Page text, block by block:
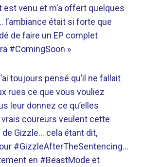
est venu et m’a offert quelques
l’ambiance était si forte que
de faire un EP complet
#ComingSoon »
toujours pensé qu’il ne fallait
rues ce que vous vouliez
leur donnez ce qu’elles
coureurs veulent cette
Gizzle… cela étant dit,
#GizzleAfterTheSentencing…
en #BeastMode et